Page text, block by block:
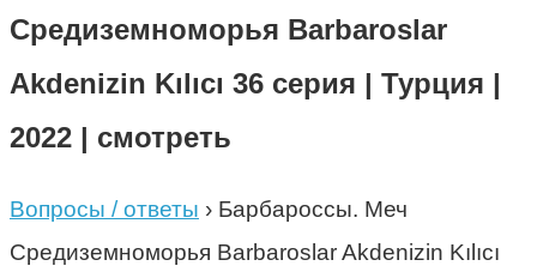
Средиземноморья Barbaroslar
Akdenizin Kılıcı 36 серия | Турция |
2022 | смотреть
Вопросы / ответы › Барбароссы. Меч
Средиземноморья Barbaroslar Akdenizin Kılıcı